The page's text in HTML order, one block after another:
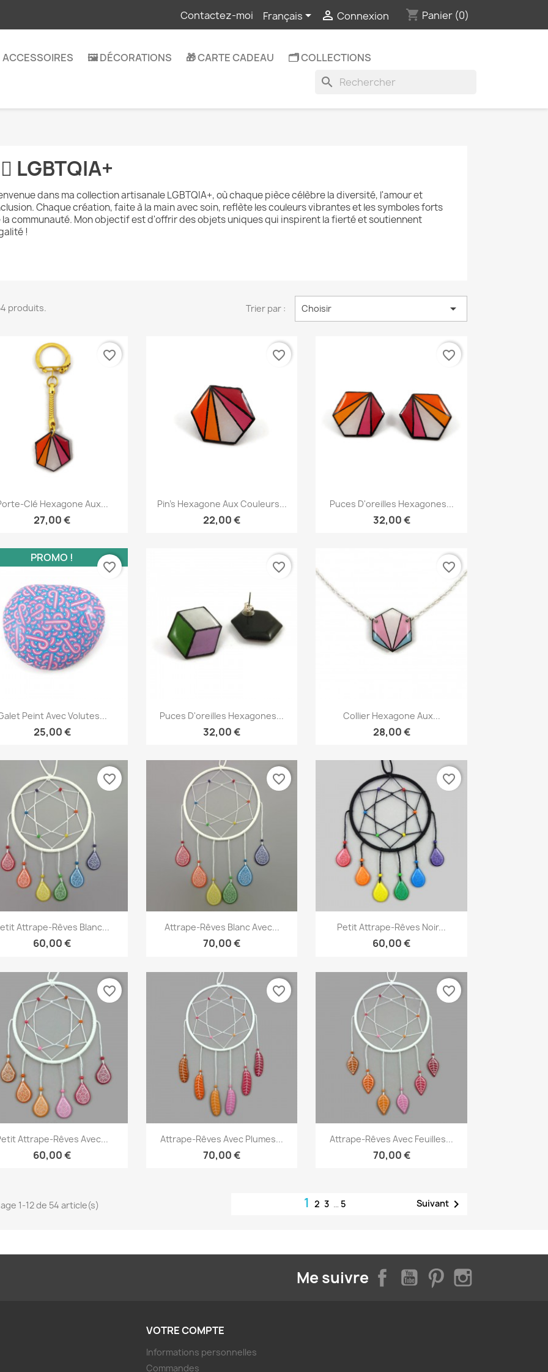
Contactez-moi Français  Connexion shopping_cart Panier (0)
ACCESSOIRES 🖼️ DÉCORATIONS 🎁 CARTE CADEAU 🗂️ COLLECTIONS
search
LGBTQIA+
dans ma collection artisanale LGBTQIA+, où chaque pièce célèbre la diversité, l'amour et
Chaque création, faite à la main avec soin, reflète les couleurs vibrantes et les symboles forts
la communauté. Mon objectif est d'offrir des objets uniques qui inspirent la fierté et soutiennent
!
produits. Trier par : Choisir 
Aperçu rapide
Clé Hexagone Aux...
27,00 €
favorite_border
Aperçu rapide
Pin's Hexagone Aux Couleurs...
22,00 €
favorite_border
Aperçu rapide
Puces D'oreilles Hexagones...
32,00 €
favorite_border
Aperçu rapide
Peint Avec Volutes...
25,00 €
PROMO !
favorite_border
Aperçu rapide
Puces D'oreilles Hexagones...
32,00 €
favorite_border
Aperçu rapide
Collier Hexagone Aux...
28,00 €
favorite_border
Aperçu rapide
Attrape-Rêves Blanc...
60,00 €
favorite_border
Aperçu rapide
Attrape-Rêves Blanc Avec...
70,00 €
favorite_border
Aperçu rapide
Petit Attrape-Rêves Noir...
60,00 €
favorite_border
Aperçu rapide
Attrape-Rêves Avec...
60,00 €
favorite_border
Aperçu rapide
Attrape-Rêves Avec Plumes...
70,00 €
favorite_border
Aperçu rapide
Attrape-Rêves Avec Feuilles...
70,00 €
favorite_border
1-12 de 54 article(s) 1 2 3 … 5 Suivant
Me suivre FacebookYouTubePinterest
VOTRE COMPTE
Informations personnelles
Commandes